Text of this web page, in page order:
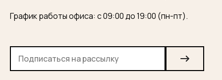
График работы офиса: с 09:00 до 19:00 (пн-пт).